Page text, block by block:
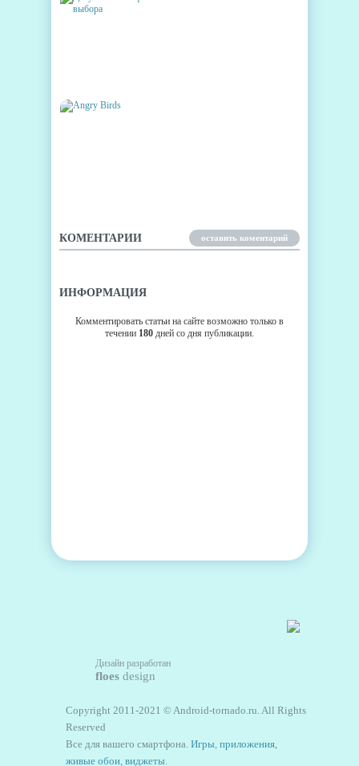
КОМЕНТАРИИ оставить коментарий
ИНФОРМАЦИЯ
Комментировать статьи на сайте возможно только в
течении 180 дней со дня публикации.
Дизайн разработан
floes design
Copyright 2011-2021 © Android-tornado.ru. All Rights
Reserved
Все для вашего смартфона. Игры, приложения,
живые обои, виджеты.